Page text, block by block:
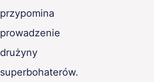
przypomina
prowadzenie
drużyny
superbohaterów.